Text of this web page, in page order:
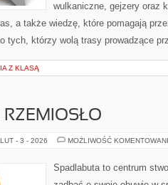
wulkaniczne, gejzery oraz
a także wiedzę, które pomagają
tych, którzy wolą trasy prowadzące
Z KLASĄ
RZEMIOSŁO
LUT - 3 - 2026 MOŻLIWOŚĆ
Spadlabuta to centrum